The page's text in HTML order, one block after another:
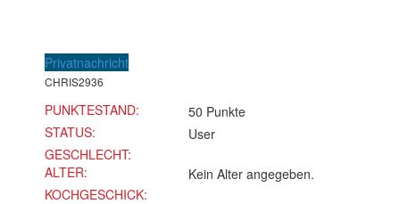
Privatnachricht
CHRIS2936
PUNKTESTAND:
50 Punkte
STATUS:
User
GESCHLECHT:
ALTER:
Kein Alter angegeben.
KOCHGESCHICK: